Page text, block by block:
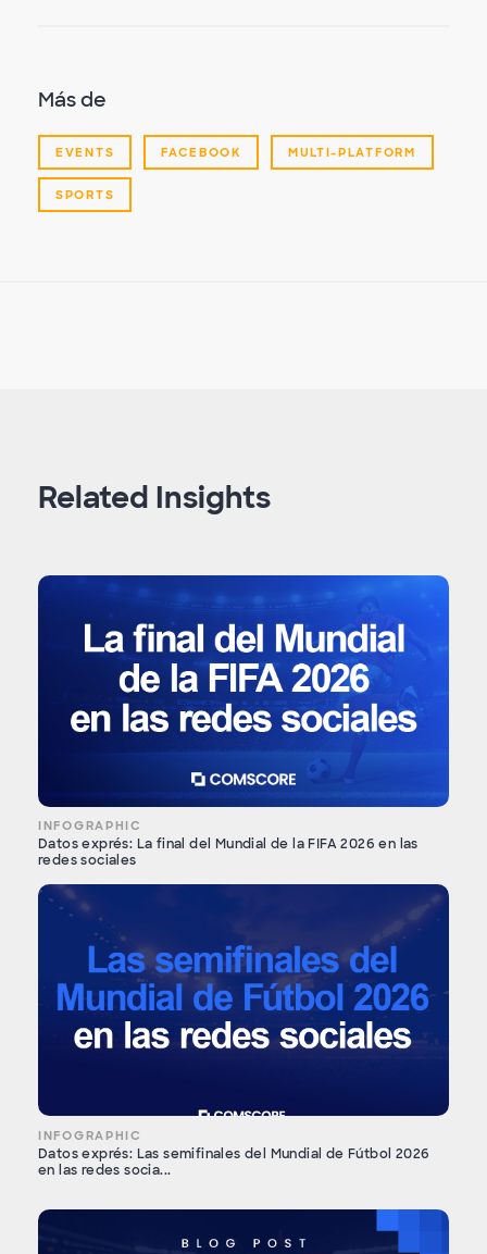
Más de
EVENTS FACEBOOK MULTI-PLATFORM
SPORTS
Related Insights
INFOGRAPHIC
Datos exprés: La final del Mundial de la FIFA 2026 en las
redes sociales
INFOGRAPHIC
Datos exprés: Las semifinales del Mundial de Fútbol 2026
en las redes socia...